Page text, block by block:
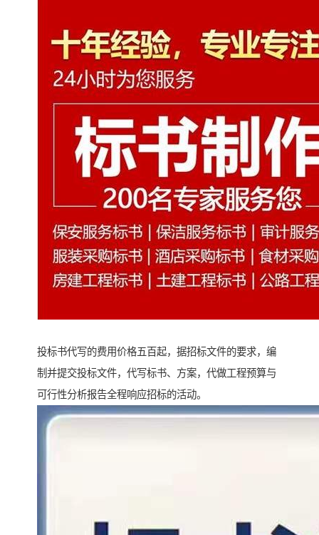
投标书代写的费用价格五百起，据招标文件的要求，编
制并提交投标文件，代写标书、方案，代做工程预算与
可行性分析报告全程响应招标的活动。